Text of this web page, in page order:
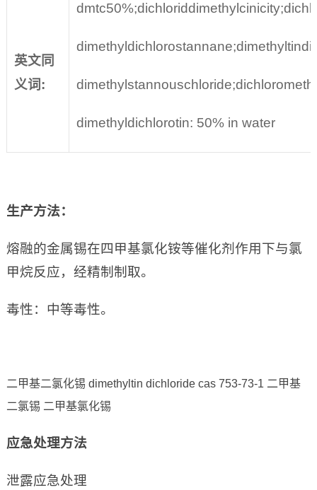
英文同
义词:
dimethyldichlorotin: 50% in water
生产方法：
熔融的金属锡在四甲基氯化铵等催化剂作用下与氯
甲烷反应，经精制制取。
毒性：中等毒性。
二甲基二氯化锡 dimethyltin dichloride cas 753-73-1 二甲基
二氯锡 二甲基氯化锡
应急处理方法
泄露应急处理